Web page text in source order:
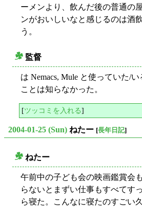
ーメンより、飲んだ後の普通の
ンがおいしいなと感じるのは酒
う。
監督
は Nemacs, Mule と使っていた/
ことは知らなかった。
[ツッコミを入れる]
2004-01-25 (Sun) ねたー [長年日記]
ねたー
午前中の子ども会の映画鑑賞会
らないとまずい仕事もすべてす
ら寝た。こんなに寝たのすごい